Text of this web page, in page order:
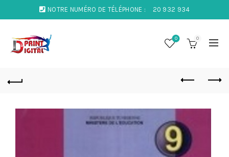
NOTRE NUMÉRO DE TÉLÉPHONE : 20 932 934
0 0